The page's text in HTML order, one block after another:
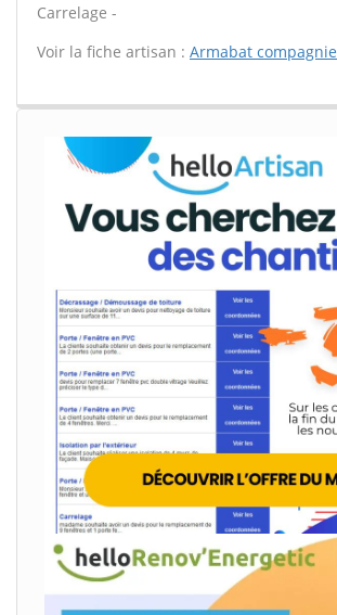
Carrelage -
Voir la fiche artisan : Armabat compagnie